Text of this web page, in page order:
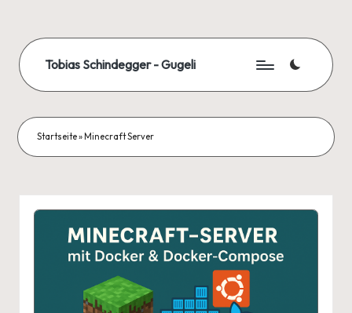
content
Tobias Schindegger - Gugeli
Startseite» Minecraft Server